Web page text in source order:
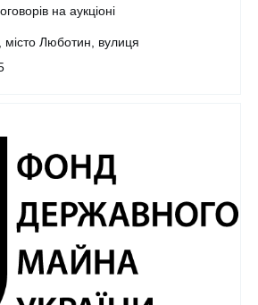
на аукціоні
місто Люботин, вулиця